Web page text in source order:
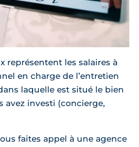
représentent les salaires à
en charge de l’entretien
laquelle est situé le bien
avez investi (concierge,
faites appel à une agence